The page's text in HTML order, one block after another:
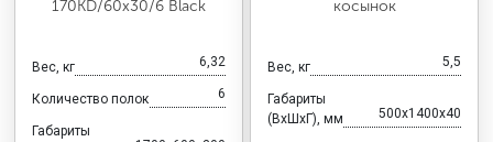
170KD/60x30/6 Black
Вес, кг 6,32
Количество полок 6
Габариты
косынок
Вес, кг 5,5
Габариты
(ВхШхГ), мм
500x1400x40